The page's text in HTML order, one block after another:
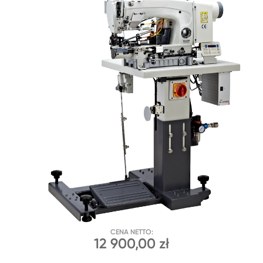
CENA NETTO:
12 900,00 zł